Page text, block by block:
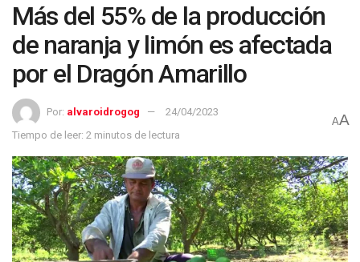
Más del 55% de la producción
de naranja y limón es afectada
por el Dragón Amarillo
Por: alvaroidrogog
24/04/2023
Tiempo de leer: 2 minutos de lectura
AA